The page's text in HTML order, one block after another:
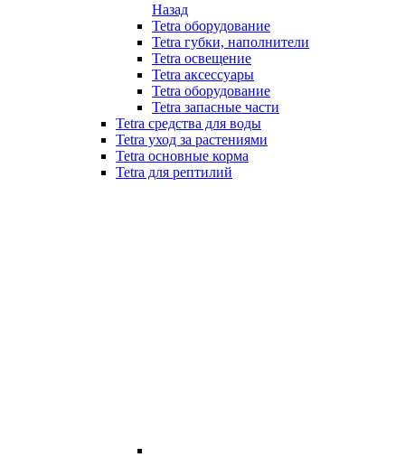
Назад
Tetra оборудование
Tetra губки, наполнители
Tetra освещение
Tetra аксессуары
Tetra оборудование
Tetra запасные части
Tetra средства для воды
Tetra уход за растениями
Tetra основные корма
Tetra для рептилий